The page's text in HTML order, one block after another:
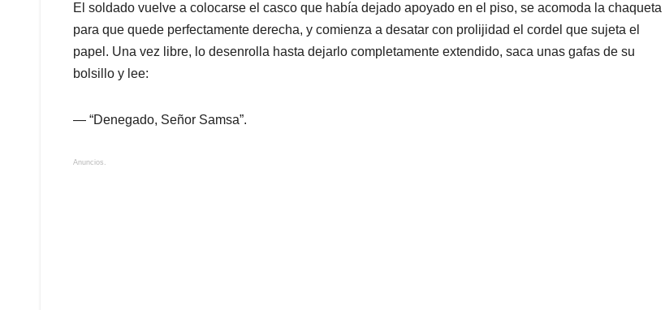
El soldado vuelve a colocarse el casco que había dejado apoyado en el piso, se acomoda la chaqueta
para que quede perfectamente derecha, y comienza a desatar con prolijidad el cordel que sujeta el
papel. Una vez libre, lo desenrolla hasta dejarlo completamente extendido, saca unas gafas de su
bolsillo y lee:
— “Denegado, Señor Samsa”.
Anuncios.